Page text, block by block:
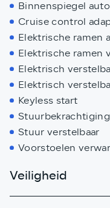
Binnenspiegel
Cruise control
Elektrische ramen
Elektrische ramen
Elektrisch
Elektrisch
Keyless start
Stuur verstelbaar
Voorstoelen
Veiligheid